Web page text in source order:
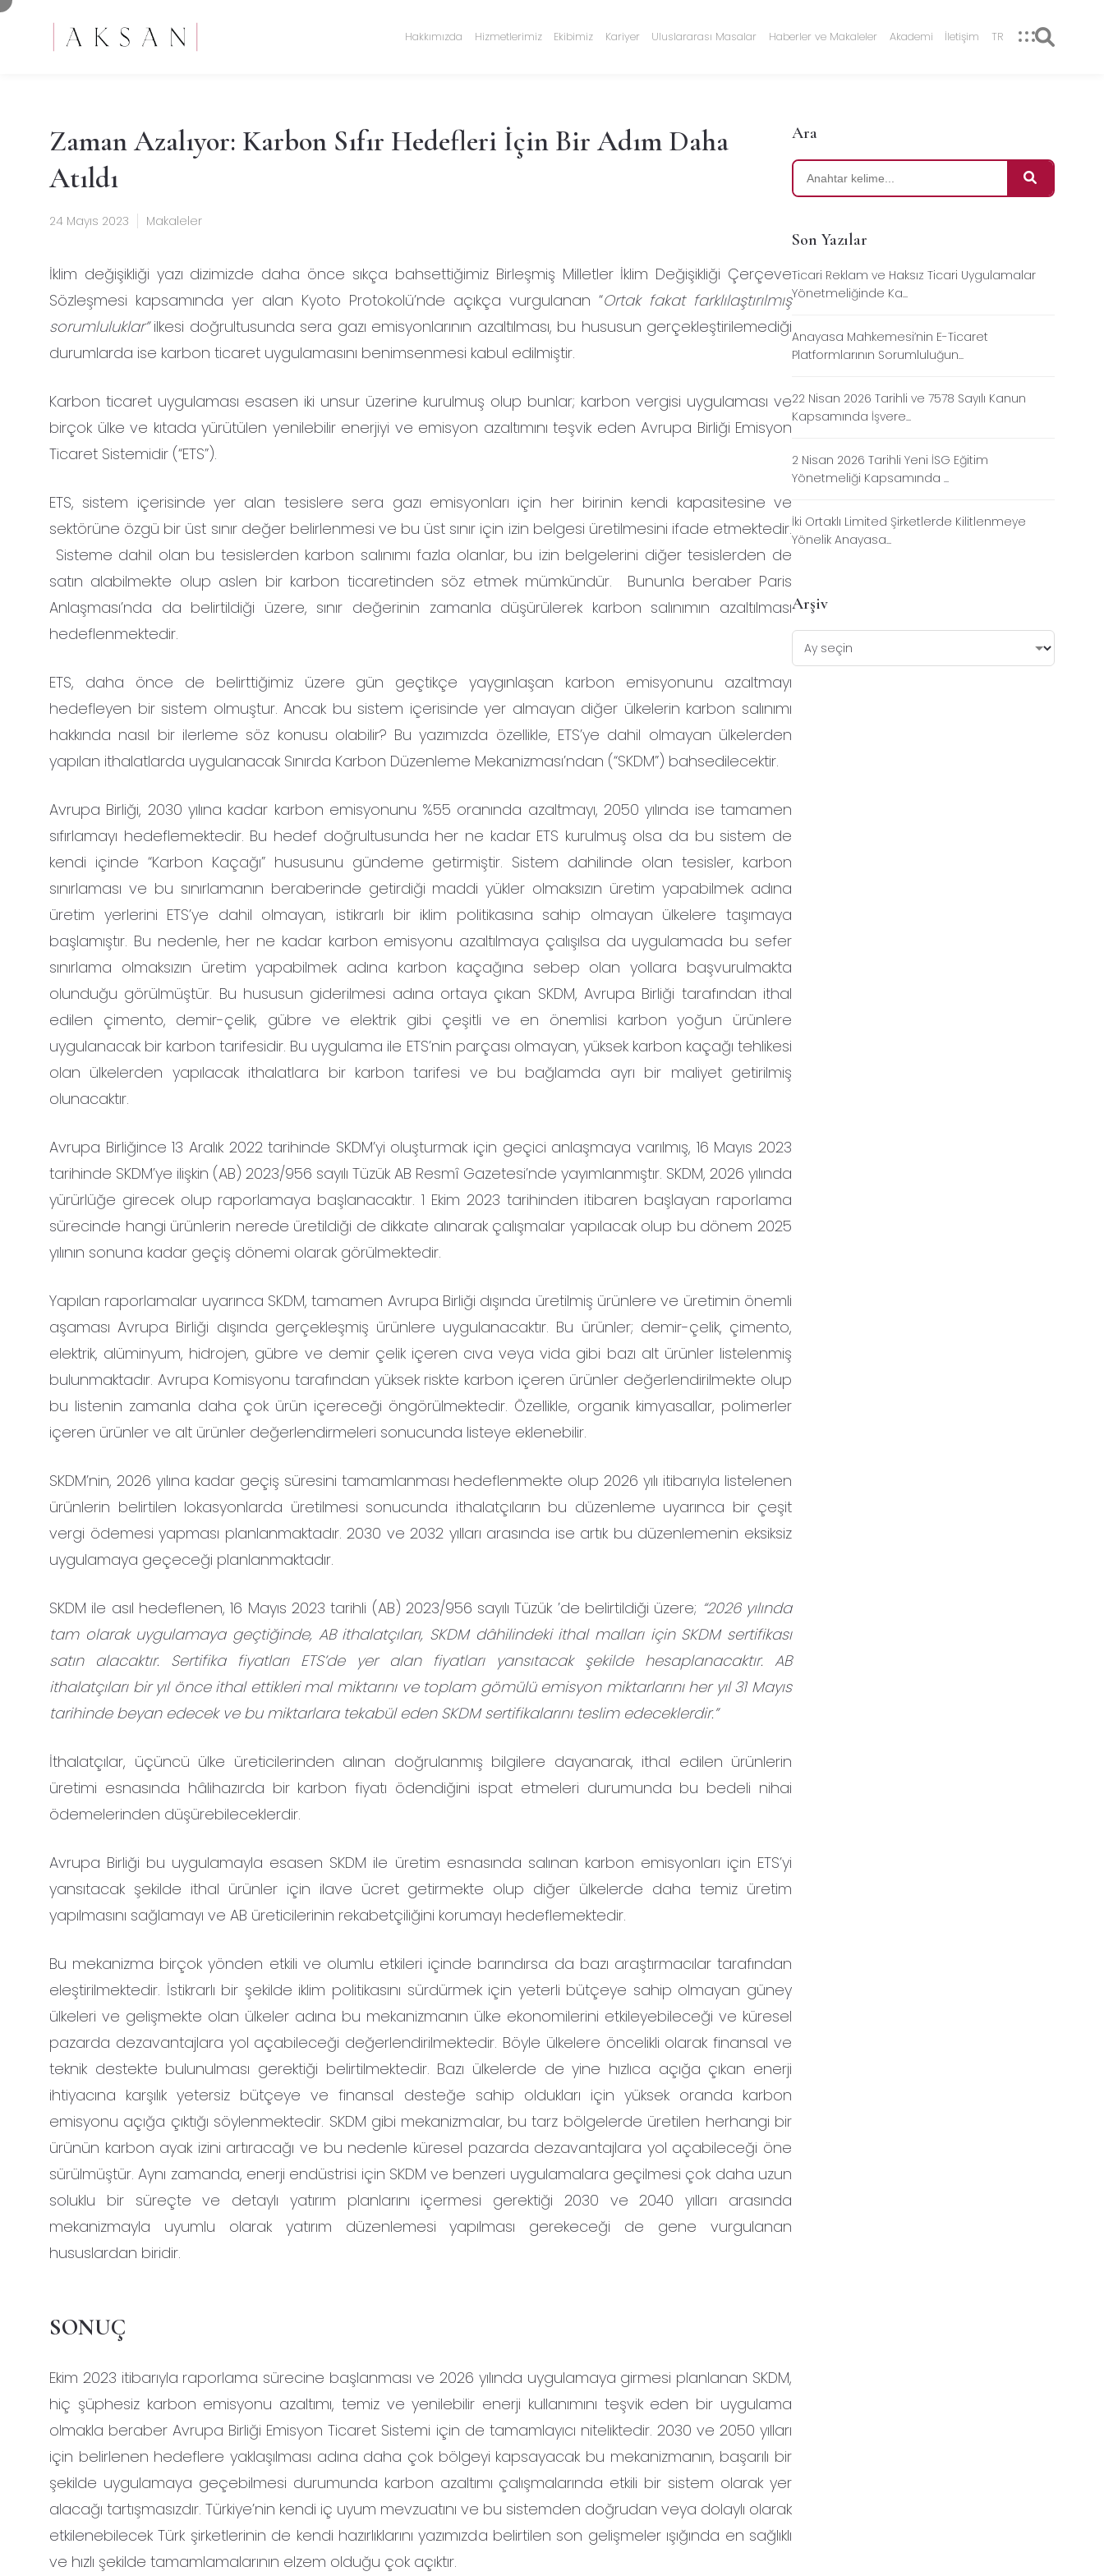
Hakkımızda Hizmetlerimiz Ekibimiz Kariyer Uluslararası Masalar Haberler ve Makaleler Akademi İletişim TR
Zaman Azalıyor: Karbon Sıfır Hedefleri İçin Bir Adım Daha
Atıldı
24 Mayıs 2023 Makaleler
İklim değişikliği yazı dizimizde daha önce sıkça bahsettiğimiz Birleşmiş Milletler İklim Değişikliği Çerçeve
Sözleşmesi kapsamında yer alan Kyoto Protokolü’nde açıkça vurgulanan “Ortak fakat farklılaştırılmış
sorumluluklar”ilkesi doğrultusunda sera gazı emisyonlarının azaltılması, bu hususun gerçekleştirilemediği
durumlarda ise karbon ticaret uygulamasını benimsenmesi kabul edilmiştir.
Karbon ticaret uygulaması esasen iki unsur üzerine kurulmuş olup bunlar; karbon vergisi uygulaması ve
birçok ülke ve kıtada yürütülen yenilebilir enerjiyi ve emisyon azaltımını teşvik eden Avrupa Birliği Emisyon
Ticaret Sistemidir (“ETS”).
ETS, sistem içerisinde yer alan tesislere sera gazı emisyonları için her birinin kendi kapasitesine ve
sektörüne özgü bir üst sınır değer belirlenmesi ve bu üst sınır için izin belgesi üretilmesini ifade etmektedir.
Sisteme dahil olan bu tesislerden karbon salınımı fazla olanlar, bu izin belgelerini diğer tesislerden de
satın alabilmekte olup aslen bir karbon ticaretinden söz etmek mümkündür. Bununla beraber Paris
Anlaşması’nda da belirtildiği üzere, sınır değerinin zamanla düşürülerek karbon salınımın azaltılması
hedeflenmektedir.
ETS, daha önce de belirttiğimiz üzere gün geçtikçe yaygınlaşan karbon emisyonunu azaltmayı
hedefleyen bir sistem olmuştur. Ancak bu sistem içerisinde yer almayan diğer ülkelerin karbon salınımı
hakkında nasıl bir ilerleme söz konusu olabilir? Bu yazımızda özellikle, ETS’ye dahil olmayan ülkelerden
yapılan ithalatlarda uygulanacak Sınırda Karbon Düzenleme Mekanizması’ndan (“SKDM”) bahsedilecektir.
Avrupa Birliği, 2030 yılına kadar karbon emisyonunu %55 oranında azaltmayı, 2050 yılında ise tamamen
sıfırlamayı hedeflemektedir. Bu hedef doğrultusunda her ne kadar ETS kurulmuş olsa da bu sistem de
kendi içinde “Karbon Kaçağı” hususunu gündeme getirmiştir. Sistem dahilinde olan tesisler, karbon
sınırlaması ve bu sınırlamanın beraberinde getirdiği maddi yükler olmaksızın üretim yapabilmek adına
üretim yerlerini ETS’ye dahil olmayan, istikrarlı bir iklim politikasına sahip olmayan ülkelere taşımaya
başlamıştır. Bu nedenle, her ne kadar karbon emisyonu azaltılmaya çalışılsa da uygulamada bu sefer
sınırlama olmaksızın üretim yapabilmek adına karbon kaçağına sebep olan yollara başvurulmakta
olunduğu görülmüştür. Bu hususun giderilmesi adına ortaya çıkan SKDM, Avrupa Birliği tarafından ithal
edilen çimento, demir-çelik, gübre ve elektrik gibi çeşitli ve en önemlisi karbon yoğun ürünlere
uygulanacak bir karbon tarifesidir. Bu uygulama ile ETS’nin parçası olmayan, yüksek karbon kaçağı tehlikesi
olan ülkelerden yapılacak ithalatlara bir karbon tarifesi ve bu bağlamda ayrı bir maliyet getirilmiş
olunacaktır.
Avrupa Birliğince 13 Aralık 2022 tarihinde SKDM’yi oluşturmak için geçici anlaşmaya varılmış, 16 Mayıs 2023
tarihinde SKDM’ye ilişkin (AB) 2023/956 sayılı Tüzük AB Resmî Gazetesi’nde yayımlanmıştır. SKDM, 2026 yılında
yürürlüğe girecek olup raporlamaya başlanacaktır. 1 Ekim 2023 tarihinden itibaren başlayan raporlama
sürecinde hangi ürünlerin nerede üretildiği de dikkate alınarak çalışmalar yapılacak olup bu dönem 2025
yılının sonuna kadar geçiş dönemi olarak görülmektedir.
Yapılan raporlamalar uyarınca SKDM, tamamen Avrupa Birliği dışında üretilmiş ürünlere ve üretimin önemli
aşaması Avrupa Birliği dışında gerçekleşmiş ürünlere uygulanacaktır. Bu ürünler; demir-çelik, çimento,
elektrik, alüminyum, hidrojen, gübre ve demir çelik içeren cıva veya vida gibi bazı alt ürünler listelenmiş
bulunmaktadır. Avrupa Komisyonu tarafından yüksek riskte karbon içeren ürünler değerlendirilmekte olup
bu listenin zamanla daha çok ürün içereceği öngörülmektedir. Özellikle, organik kimyasallar, polimerler
içeren ürünler ve alt ürünler değerlendirmeleri sonucunda listeye eklenebilir.
SKDM’nin, 2026 yılına kadar geçiş süresini tamamlanması hedeflenmekte olup 2026 yılı itibarıyla listelenen
ürünlerin belirtilen lokasyonlarda üretilmesi sonucunda ithalatçıların bu düzenleme uyarınca bir çeşit
vergi ödemesi yapması planlanmaktadır. 2030 ve 2032 yılları arasında ise artık bu düzenlemenin eksiksiz
uygulamaya geçeceği planlanmaktadır.
SKDM ile asıl hedeflenen, 16 Mayıs 2023 tarihli (AB) 2023/956 sayılı Tüzük ’de belirtildiği üzere; “2026 yılında
tam olarak uygulamaya geçtiğinde, AB ithalatçıları, SKDM dâhilindeki ithal malları için SKDM sertifikası
satın alacaktır. Sertifika fiyatları ETS’de yer alan fiyatları yansıtacak şekilde hesaplanacaktır. AB
ithalatçıları bir yıl önce ithal ettikleri mal miktarını ve toplam gömülü emisyon miktarlarını her yıl 31 Mayıs
tarihinde beyan edecek ve bu miktarlara tekabül eden SKDM sertifikalarını teslim edeceklerdir.”
İthalatçılar, üçüncü ülke üreticilerinden alınan doğrulanmış bilgilere dayanarak, ithal edilen ürünlerin
üretimi esnasında hâlihazırda bir karbon fiyatı ödendiğini ispat etmeleri durumunda bu bedeli nihai
ödemelerinden düşürebileceklerdir.
Avrupa Birliği bu uygulamayla esasen SKDM ile üretim esnasında salınan karbon emisyonları için ETS’yi
yansıtacak şekilde ithal ürünler için ilave ücret getirmekte olup diğer ülkelerde daha temiz üretim
yapılmasını sağlamayı ve AB üreticilerinin rekabetçiliğini korumayı hedeflemektedir.
Bu mekanizma birçok yönden etkili ve olumlu etkileri içinde barındırsa da bazı araştırmacılar tarafından
eleştirilmektedir. İstikrarlı bir şekilde iklim politikasını sürdürmek için yeterli bütçeye sahip olmayan güney
ülkeleri ve gelişmekte olan ülkeler adına bu mekanizmanın ülke ekonomilerini etkileyebileceği ve küresel
pazarda dezavantajlara yol açabileceği değerlendirilmektedir. Böyle ülkelere öncelikli olarak finansal ve
teknik destekte bulunulması gerektiği belirtilmektedir. Bazı ülkelerde de yine hızlıca açığa çıkan enerji
ihtiyacına karşılık yetersiz bütçeye ve finansal desteğe sahip oldukları için yüksek oranda karbon
emisyonu açığa çıktığı söylenmektedir. SKDM gibi mekanizmalar, bu tarz bölgelerde üretilen herhangi bir
ürünün karbon ayak izini artıracağı ve bu nedenle küresel pazarda dezavantajlara yol açabileceği öne
sürülmüştür. Aynı zamanda, enerji endüstrisi için SKDM ve benzeri uygulamalara geçilmesi çok daha uzun
soluklu bir süreçte ve detaylı yatırım planlarını içermesi gerektiği 2030 ve 2040 yılları arasında
mekanizmayla uyumlu olarak yatırım düzenlemesi yapılması gerekeceği de gene vurgulanan
hususlardan biridir.
SONUÇ
Ekim 2023 itibarıyla raporlama sürecine başlanması ve 2026 yılında uygulamaya girmesi planlanan SKDM,
hiç şüphesiz karbon emisyonu azaltımı, temiz ve yenilebilir enerji kullanımını teşvik eden bir uygulama
olmakla beraber Avrupa Birliği Emisyon Ticaret Sistemi için de tamamlayıcı niteliktedir. 2030 ve 2050 yılları
için belirlenen hedeflere yaklaşılması adına daha çok bölgeyi kapsayacak bu mekanizmanın, başarılı bir
şekilde uygulamaya geçebilmesi durumunda karbon azaltımı çalışmalarında etkili bir sistem olarak yer
alacağı tartışmasızdır. Türkiye’nin kendi iç uyum mevzuatını ve bu sistemden doğrudan veya dolaylı olarak
etkilenebilecek Türk şirketlerinin de kendi hazırlıklarını yazımızda belirtilen son gelişmeler ışığında en sağlıklı
ve hızlı şekilde tamamlamalarının elzem olduğu çok açıktır.
Ara
Son Yazılar
Ticari Reklam ve Haksız Ticari Uygulamalar
Yönetmeliğinde Ka...
Anayasa Mahkemesi’nin E-Ticaret
Platformlarının Sorumluluğun...
22 Nisan 2026 Tarihli ve 7578 Sayılı Kanun
Kapsamında İşvere...
2 Nisan 2026 Tarihli Yeni İSG Eğitim
Yönetmeliği Kapsamında ...
İki Ortaklı Limited Şirketlerde Kilitlenmeye
Yönelik Anayasa...
Arşiv